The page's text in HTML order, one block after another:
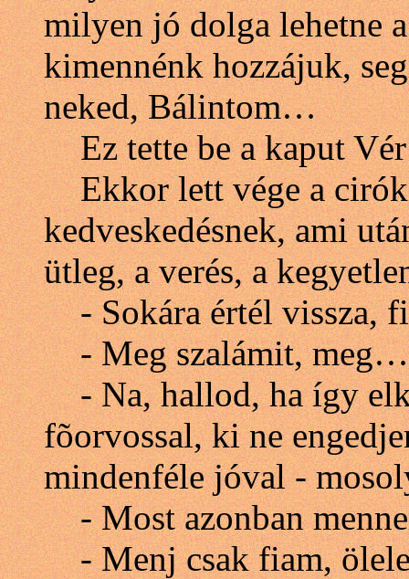
milyen jó dolga lehetne
kimennénk hozzájuk,
neked, Bálintom…
Ez tette be a kaput
Ekkor lett vége a
kedveskedésnek, ami
ütleg, a verés, a
- Sokára értél vissza,
- Meg szalámit, meg…
- Na, hallod, ha így
fõorvossal, ki ne
mindenféle jóval -
- Most azonban
- Menj csak fiam,